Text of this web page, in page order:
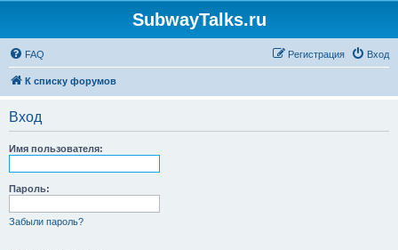
SubwayTalks.ru
FAQ Вход
Регистрация
К списку форумов
Вход
Имя пользователя:
Пароль:
Забыли пароль?